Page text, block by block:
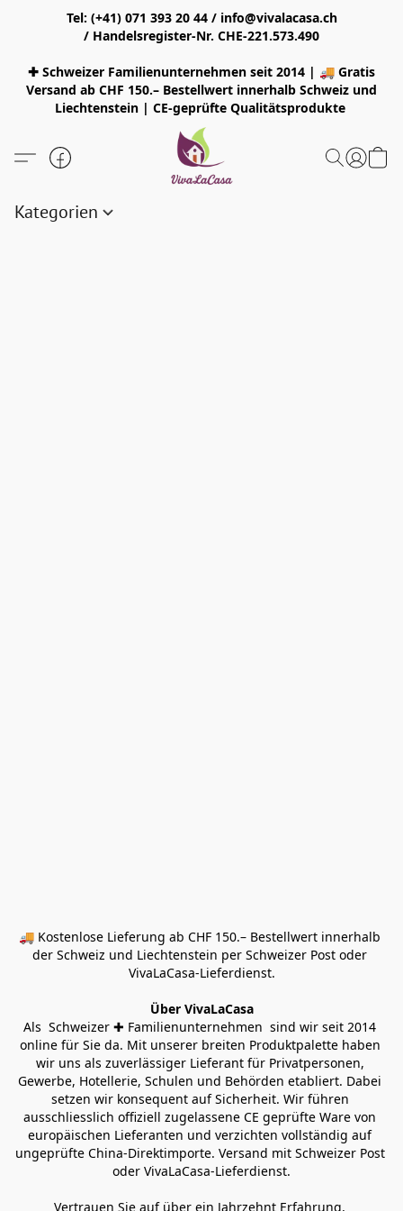
Tel: (+41) 071 393 20 44 / info@vivalacasa.ch
/ Handelsregister-Nr. CHE-221.573.490
✚ Schweizer Familienunternehmen seit 2014 | 🚚 Gratis
Versand ab CHF 150.– Bestellwert innerhalb Schweiz und
Liechtenstein | CE-geprüfte Qualitätsprodukte
Kategorien
🚚 Kostenlose Lieferung ab CHF 150.– Bestellwert innerhalb
der Schweiz und Liechtenstein per Schweizer Post oder
VivaLaCasa-Lieferdienst.
Über VivaLaCasa
Als  Schweizer ✚ Familienunternehmen  sind wir seit 2014
online für Sie da. Mit unserer breiten Produktpalette haben
wir uns als zuverlässiger Lieferant für Privatpersonen,
Gewerbe, Hotellerie, Schulen und Behörden etabliert. Dabei
setzen wir konsequent auf Sicherheit. Wir führen
ausschliesslich offiziell zugelassene CE geprüfte Ware von
europäischen Lieferanten und verzichten vollständig auf
ungeprüfte China-Direktimporte. Versand mit Schweizer Post
oder VivaLaCasa-Lieferdienst.
Vertrauen Sie auf über ein Jahrzehnt Erfahrung,